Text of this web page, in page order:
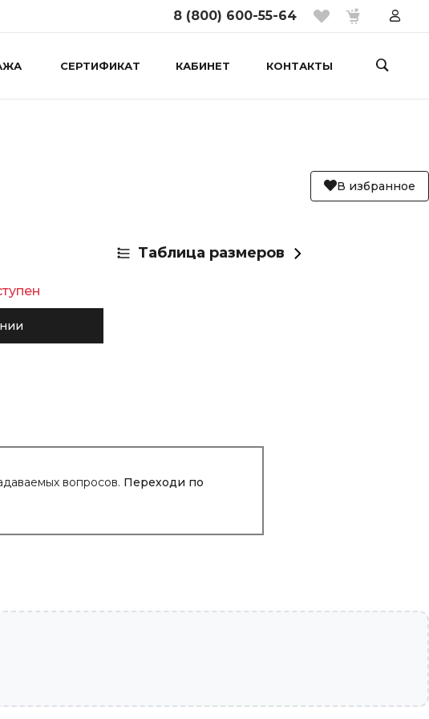
8 (800) 600-55-64
СЕРТИФИКАТ КАБИНЕТ КОНТАКТЫ
В избранное
Таблица размеров
вопросов. Переходи по